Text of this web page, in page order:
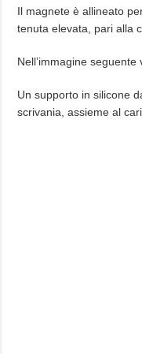
Il magnete è allineato
tenuta elevata, pari alla
Nell’immagine
Un supporto in silicone
scrivania, assieme al